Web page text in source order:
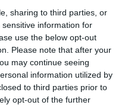
sharing to third parties, or
information for
use the below opt-out
Please note that after your
may continue seeing
information utilized by
to third parties prior to
opt-out of the further
1 εκατ. δολάρια
της – Η αποκάλυψη
την προστασία των
του